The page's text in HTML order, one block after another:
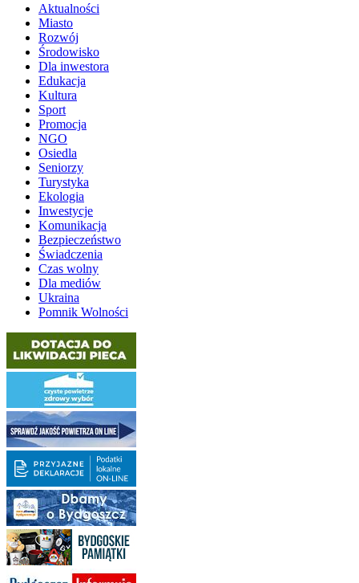
Aktualności
Miasto
Rozwój
Środowisko
Dla inwestora
Edukacja
Kultura
Sport
Promocja
NGO
Osiedla
Seniorzy
Turystyka
Ekologia
Inwestycje
Komunikacja
Bezpieczeństwo
Świadczenia
Czas wolny
Dla mediów
Ukraina
Pomnik Wolności